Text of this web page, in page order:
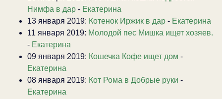
Нимфа в дар - Екатерина
13 января 2019: Котенок Иржик в дар - Екатерина
11 января 2019: Молодой пес Мишка ищет хозяев.
- Екатерина
09 января 2019: Кошечка Кофе ищет дом -
Екатерина
08 января 2019: Кот Рома в Добрые руки -
Екатерина